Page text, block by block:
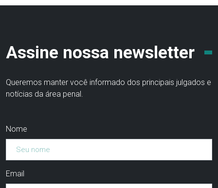
Assine nossa newsletter
Queremos manter você informado dos principais julgados e
notícias da área penal.
Nome
Email